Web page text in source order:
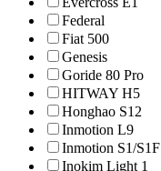
Federal
Fiat 500
Genesis
Goride 80 Pro
HITWAY H5
Honghao S12
Inmotion L9
Inmotion S1/S1F
Inokim Light 1